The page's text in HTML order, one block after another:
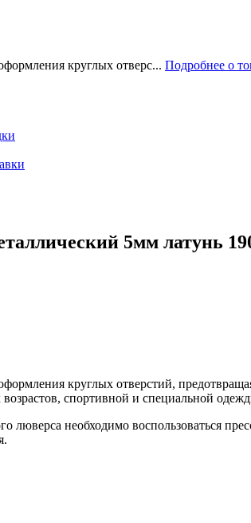
круглых отверс... Подробнее о
5мм латунь
круглых отверстий,
спортивной и специальной
люверса необходимо воспользоваться